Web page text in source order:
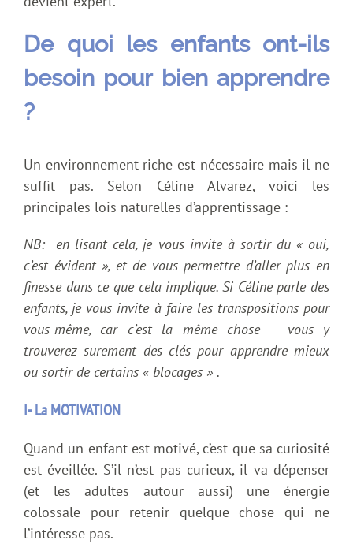
De quoi les enfants ont-ils
besoin pour bien apprendre
?
Un environnement riche est nécessaire mais il ne
suffit pas. Selon Céline Alvarez, voici les
principales lois naturelles d’apprentissage :
NB: en lisant cela, je vous invite à sortir du « oui,
c’est évident », et de vous permettre d’aller plus en
finesse dans ce que cela implique. Si Céline parle des
enfants, je vous invite à faire les transpositions pour
vous-même, car c’est la même chose – vous y
trouverez surement des clés pour apprendre mieux
ou sortir de certains « blocages » .
I- La MOTIVATION
Quand un enfant est motivé, c’est que sa curiosité
est éveillée. S’il n’est pas curieux, il va dépenser
(et les adultes autour aussi) une énergie
colossale pour retenir quelque chose qui ne
l’intéresse pas.